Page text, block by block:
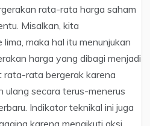
rata-rata harga saham
Misalkan, kita
maka hal itu menunjukan
harga yang dibagi menjadi
rata bergerak karena
ulang secara terus-menerus
Indikator teknikal ini juga